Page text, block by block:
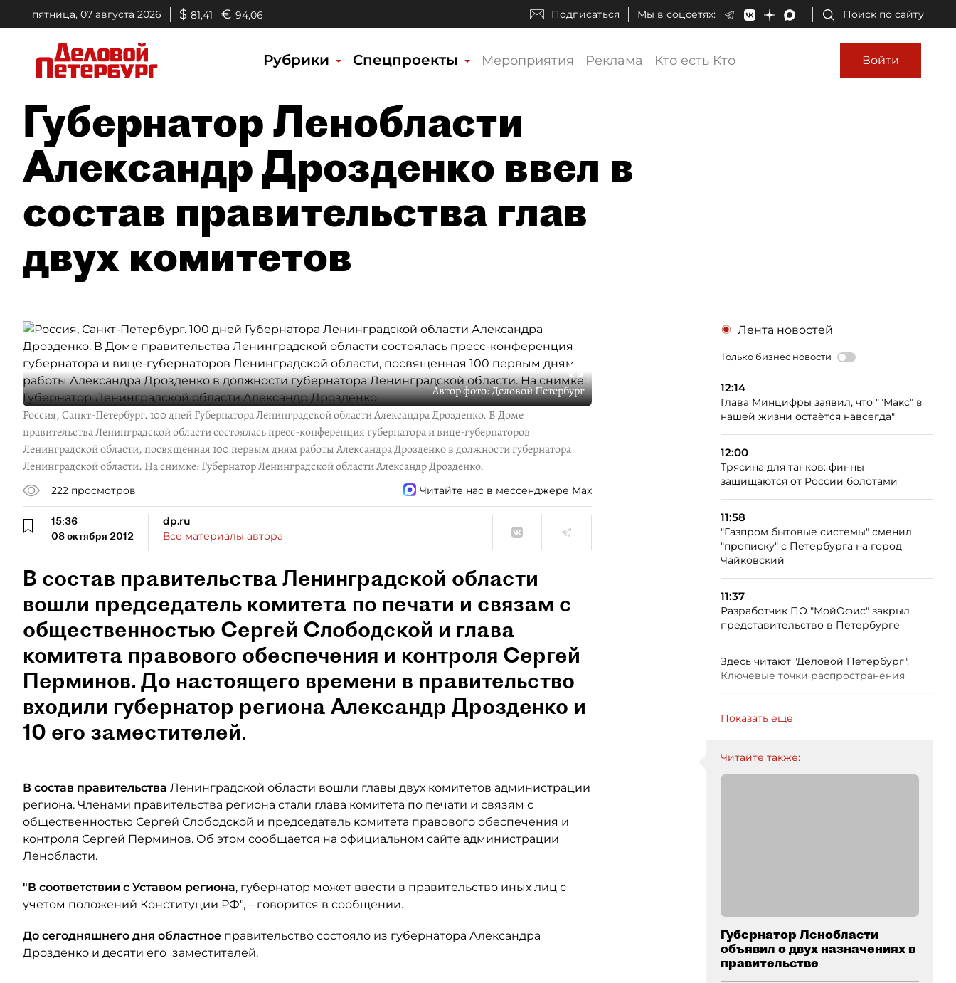
пятница, 07 августа 2026 $ 81,41 € 94,06 Подписаться Мы в соцсетях: Поиск по сайту
Рубрики Спецпроекты Мероприятия Реклама Кто есть Кто Войти
Губернатор Ленобласти
Александр Дрозденко ввел в
состав правительства глав
двух комитетов
Автор фото:Деловой Петербург
Россия, Санкт-Петербург. 100 дней Губернатора Ленинградской области Александра Дрозденко. В Доме
правительства Ленинградской области состоялась пресс-конференция губернатора и вице-губернаторов
Ленинградской области, посвященная 100 первым дням работы Александра Дрозденко в должности губернатора
Ленинградской области. На снимке: Губернатор Ленинградской области Александр Дрозденко.
222 просмотров Читайте нас в мессенджере Max
15:36
08 октября 2012
dp.ru
Все материалы автора
В состав правительства Ленинградской области
вошли председатель комитета по печати и связам с
общественностью Сергей Слободской и глава
комитета правового обеспечения и контроля Сергей
Перминов. До настоящего времени в правительство
входили губернатор региона Александр Дрозденко и
10 его заместителей.
В состав правительства Ленинградской области вошли главы двух комитетов администрации
региона. Членами правительства региона стали глава комитета по печати и связям с
общественностью Сергей Слободской и председатель комитета правового обеспечения и
контроля Сергей Перминов. Об этом сообщается на официальном сайте администрации
Ленобласти.
"В соответствии с Уставом региона, губернатор может ввести в правительство иных лиц с
учетом положений Конституции РФ", – говорится в сообщении.
До сегодняшнего дня областное правительство состояло из губернатора Александра
Дрозденко и десяти его заместителей.
Лента новостей
Только бизнес новости
12:14
Глава Минцифры заявил, что ""Макс" в
нашей жизни остаётся навсегда"
12:00
Трясина для танков: финны
защищаются от России болотами
11:58
"Газпром бытовые системы" сменил
"прописку" с Петербурга на город
Чайковский
11:37
Разработчик ПО "МойОфис" закрыл
представительство в Петербурге
Здесь читают "Деловой Петербург".
Ключевые точки распространения
Показать ещё
Читайте также:
Губернатор Ленобласти
объявил о двух назначениях в
правительстве